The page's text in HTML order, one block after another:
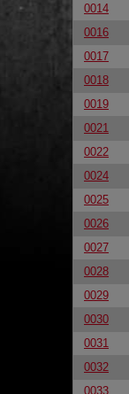
0014
0016
0017
0018
0019
0021
0022
0024
0025
0026
0027
0028
0029
0030
0031
0032
0033